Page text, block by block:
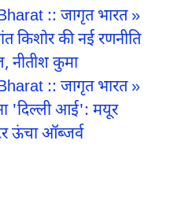
:: जागृत भारत »
किशोर की नई रणनीति
नीतीश कुमा
:: जागृत भारत »
'दिल्ली आई': मयूर
ऊंचा ऑब्जर्व